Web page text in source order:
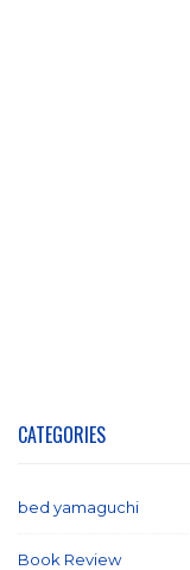
CATEGORIES
bed yamaguchi
Book Review